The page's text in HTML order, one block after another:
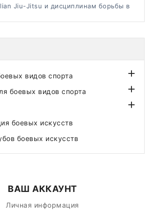
Jiu-Jitsu и дисциплинам борьбы в
видов спорта 
боевых видов спорта 

боевых искусств
боевых искусств
ВАШ АККАУНТ
Личная информация